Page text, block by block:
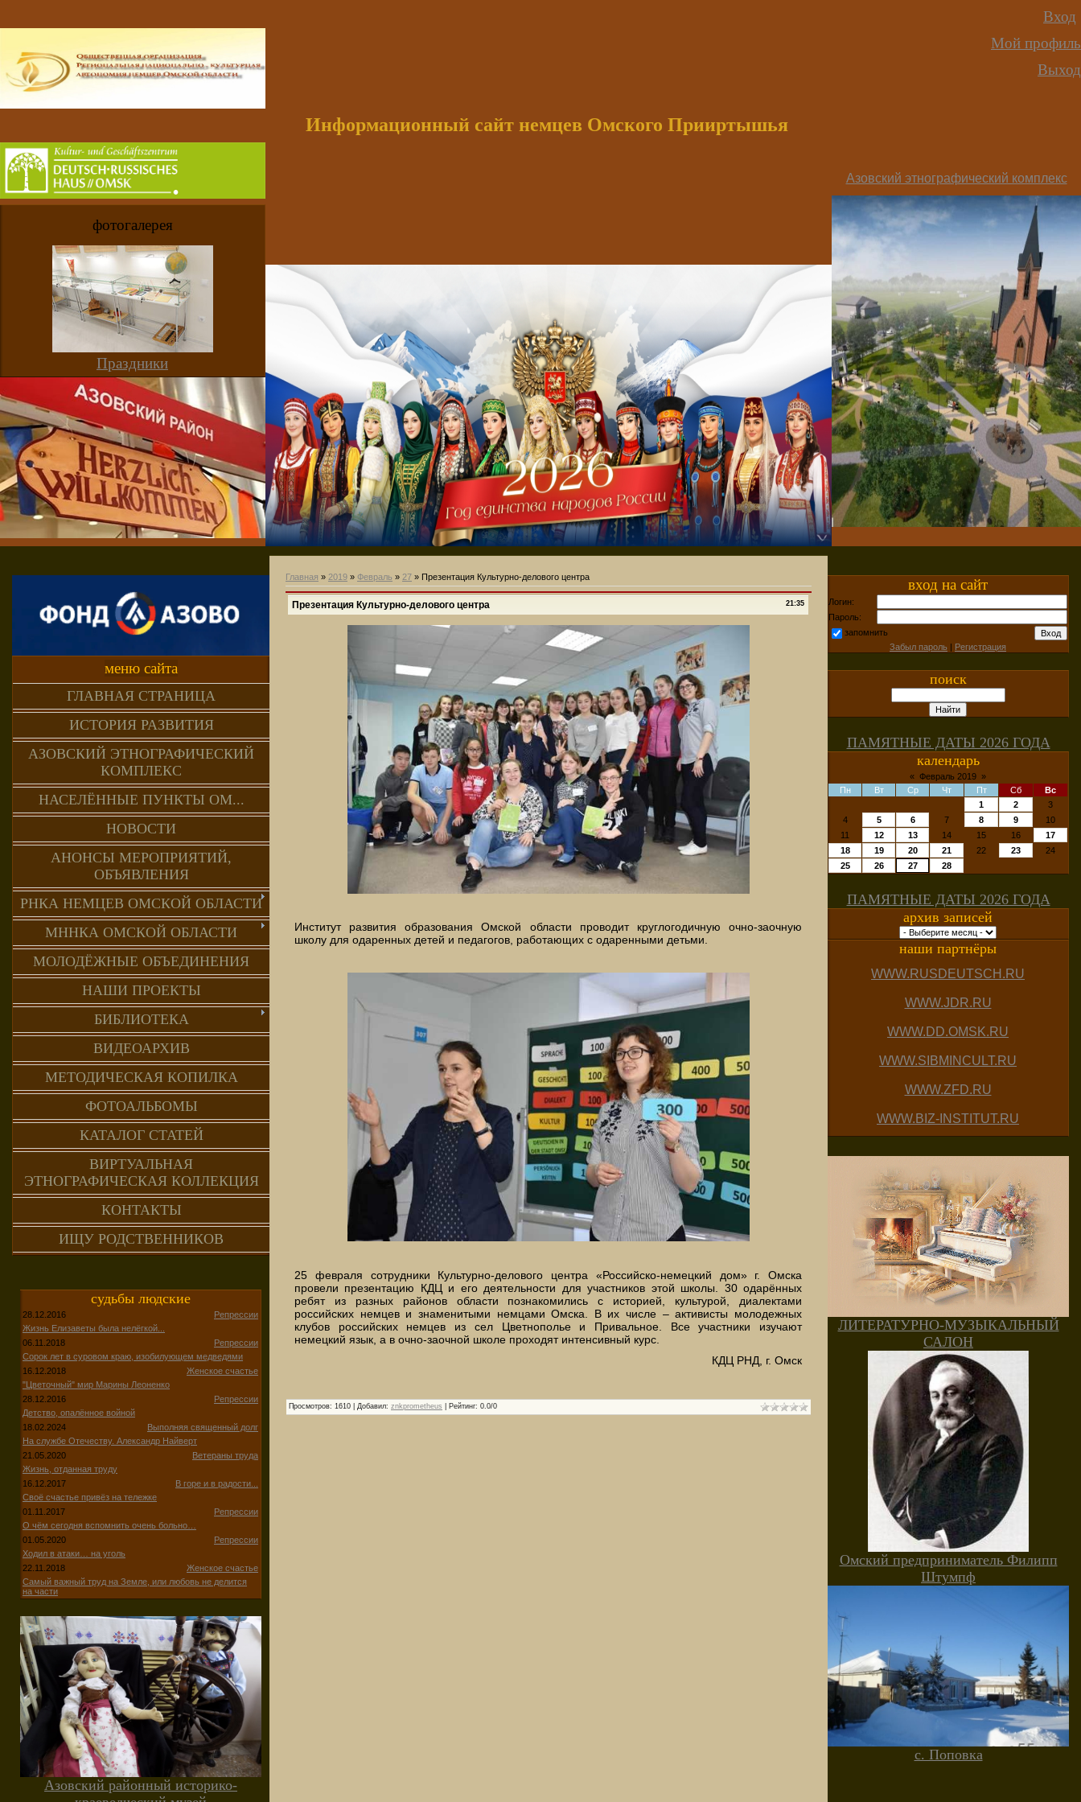
Вход
Мой профиль
Выход
фотогалерея
Праздники
Информационный сайт немцев Омского Прииртышья
Азовский этнографический комплекс
меню сайта
ГЛАВНАЯ СТРАНИЦА
ИСТОРИЯ РАЗВИТИЯ
АЗОВСКИЙ ЭТНОГРАФИЧЕСКИЙ
КОМПЛЕКС
НАСЕЛЁННЫЕ ПУНКТЫ ОМ...
НОВОСТИ
АНОНСЫ МЕРОПРИЯТИЙ,
ОБЪЯВЛЕНИЯ
РНКА НЕМЦЕВ ОМСКОЙ ОБЛАСТИ
МННКА ОМСКОЙ ОБЛАСТИ
МОЛОДЁЖНЫЕ ОБЪЕДИНЕНИЯ
НАШИ ПРОЕКТЫ
БИБЛИОТЕКА
ВИДЕОАРХИВ
МЕТОДИЧЕСКАЯ КОПИЛКА
ФОТОАЛЬБОМЫ
КАТАЛОГ СТАТЕЙ
ВИРТУАЛЬНАЯ
ЭТНОГРАФИЧЕСКАЯ КОЛЛЕКЦИЯ
КОНТАКТЫ
ИЩУ РОДСТВЕННИКОВ
судьбы людские
28.12.2016
Репрессии
Жизнь Елизаветы была нелёгкой...
06.11.2018
Репрессии
Сорок лет в суровом краю, изобилующем медведями
16.12.2018
Женское счастье
"Цветочный" мир Марины Леоненко
28.12.2016
Репрессии
Детство, опалённое войной
18.02.2024
Выполняя священный долг
На службе Отечеству. Александр Найверт
21.05.2020
Ветераны труда
Жизнь, отданная труду
16.12.2017
В горе и в радости...
Своё счастье привёз на тележке
01.11.2017
Репрессии
О чём сегодня вспомнить очень больно…
01.05.2020
Репрессии
Ходил в атаки… на уголь
22.11.2018
Женское счастье
Самый важный труд на Земле, или любовь не делится
на части
Азовский районный историко-
Главная » 2019 » Февраль » 27 » Презентация Культурно-делового центра
21:35
Презентация Культурно-делового центра
Институт развития образования Омской области проводит круглогодичную очно-заочную
школу для одаренных детей и педагогов, работающих с одаренными детьми.
25 февраля сотрудники Культурно-делового центра «Российско-немецкий дом» г. Омска
провели презентацию КДЦ и его деятельности для участников этой школы. 30 одарённых
ребят из разных районов области познакомились с историей, культурой, диалектами
российских немцев и знаменитыми немцами Омска. В их числе – активисты молодежных
клубов российских немцев из сел Цветнополье и Привальное. Все участники изучают
немецкий язык, а в очно-заочной школе проходят интенсивный курс.
КДЦ РНД, г. Омск
Просмотров: 1610 Добавил: znkprometheus Рейтинг: 0.0/0
вход на сайт
Логин:
Пароль:
запомнить
Забыл пароль | Регистрация
поиск
ПАМЯТНЫЕ ДАТЫ 2026 ГОДА
календарь
« Февраль 2019 »
Пн
Вт Ср Чт Пт Сб
Вс
1
2
3
4
5 6 7 8 9
10
11
12 13 14 15 16
17
18
19 20 21 22 23
24
25
26 27 28
ПАМЯТНЫЕ ДАТЫ 2026 ГОДА
архив записей
наши партнёры
WWW.RUSDEUTSCH.RU
WWW.JDR.RU
WWW.DD.OMSK.RU
WWW.SIBMINCULT.RU
WWW.ZFD.RU
WWW.BIZ-INSTITUT.RU
ЛИТЕРАТУРНО-МУЗЫКАЛЬНЫЙ
САЛОН
Омский предприниматель Филипп
Штумпф
с. Поповка